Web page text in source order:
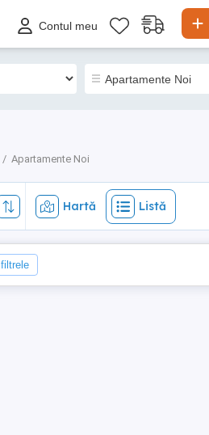
Contul meu
Apartamente Noi
Hartă Listă
Hartă Listă